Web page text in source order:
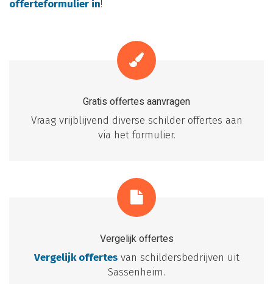
offerteformulier in!
Gratis offertes aanvragen
Vraag vrijblijvend diverse schilder offertes aan
via het formulier.
Vergelijk offertes
Vergelijk offertesvan schildersbedrijven uit
Sassenheim.